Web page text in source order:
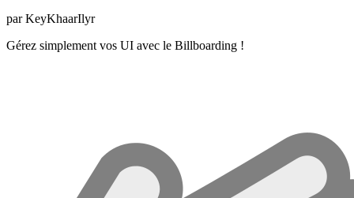
par KeyKhaarIlyr
Gérez simplement vos UI avec le Billboarding !